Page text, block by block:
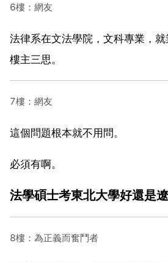
6樓：網友
法律系在文法學院，文科專業，就
樓主三思。
7樓：網友
這個問題根本就不用問。
必須有啊。
法學碩士考東北大學好還是
8樓：為正義而奮鬥者